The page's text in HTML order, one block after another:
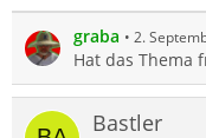
graba 2.
Hat das Thema
Bastler